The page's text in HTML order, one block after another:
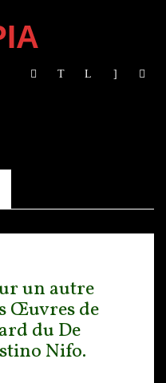
un autre
Œuvres de
du De
Nifo.